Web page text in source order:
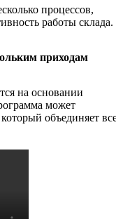
процессов,
работы склада.
приходам
на основании
может
объединяет